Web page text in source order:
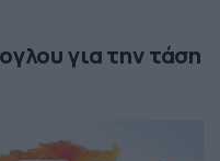
για την τάση